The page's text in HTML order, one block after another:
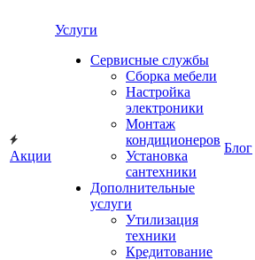
Акции
Услуги
Сервисные службы
Сборка мебели
Настройка
электроники
Монтаж
кондиционеров
Установка
сантехники
Дополнительные
услуги
Утилизация
техники
Кредитование
Блог